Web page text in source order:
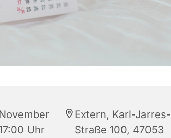
Uhr
Extern, Karl-Jarres-
Straße 100, 47053